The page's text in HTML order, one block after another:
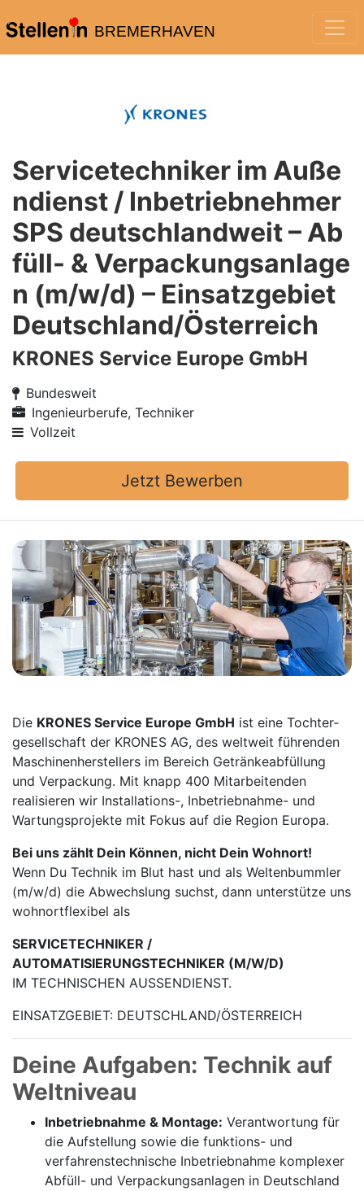
BREMERHAVEN
Servicetechniker im Auße
ndienst / Inbetriebnehmer
SPS deutschlandweit – Ab
füll- & Verpackungsanlage
n (m/w/d) – Einsatzgebiet
Deutschland/Österreich
KRONES Service Europe GmbH
Bundesweit
Ingenieurberufe, Techniker
Vollzeit
Jetzt Bewerben
Die KRONES Service Europe GmbH ist eine Tochter­
gesellschaft der KRONES AG, des weltweit führenden
Maschinen­herstellers im Bereich Getränke­abfüllung
und Verpackung. Mit knapp 400 Mitarbei­tenden
realisieren wir Installations-, Inbetrieb­nahme- und
Wartungs­projekte mit Fokus auf die Region Europa.
Bei uns zählt Dein Können, nicht Dein Wohnort!
Wenn Du Technik im Blut hast und als Weltenbummler
(m/w/d) die Abwechslung suchst, dann unterstütze uns
wohnortflexibel als
SERVICETECHNIKER /
AUTOMATISIERUNGSTECHNIKER (M/W/D)
IM TECHNISCHEN AUSSENDIENST.
EINSATZGEBIET: DEUTSCHLAND/ÖSTERREICH
Deine Aufgaben: Technik auf
Weltniveau
Inbetriebnahme & Montage: Verantwortung für
die Aufstellung sowie die funktions- und
verfahrenstechnische Inbetriebnahme komplexer
Abfüll- und Verpackungsanlagen in Deutschland